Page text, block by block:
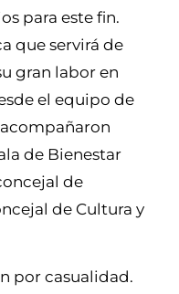
para este fin.
que servirá de
gran labor en
el equipo de
de Bienestar
de
de Cultura y
por casualidad.